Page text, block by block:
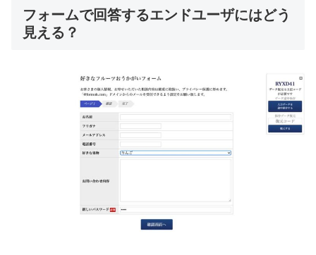
フォームで回答するエンドユーザにはどう
見える？